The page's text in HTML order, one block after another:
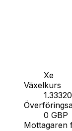
Xe
Växelkurs
0 GBP
Mottagaren